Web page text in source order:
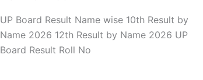
UP Board Result Name wise 10th Result by
Name 2026 12th Result by Name 2026 UP
Board Result Roll No